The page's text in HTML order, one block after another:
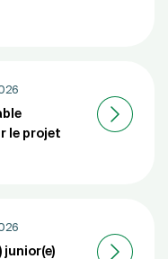
le projet
junior(e)